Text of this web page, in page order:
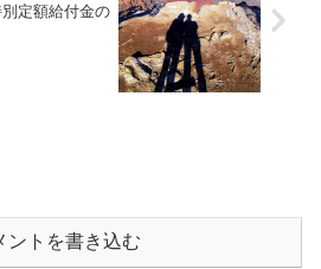
定額給付金の
ントを書き込む